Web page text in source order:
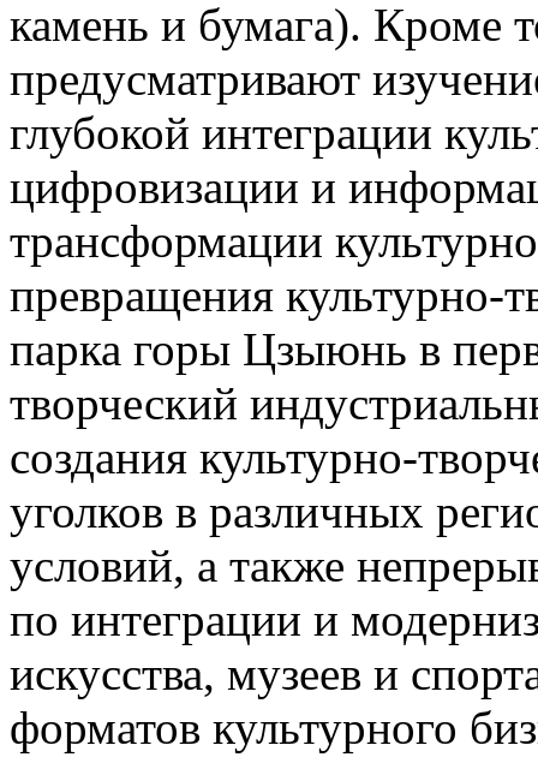
камень и бумага). Кроме
предусматривают
глубокой интеграции
цифровизации и
трансформации
превращения культурно-
парка горы Цзыюнь в
творческий
создания культурно-
уголков в различных
условий, а также
по интеграции и
искусства, музеев и
форматов культурного